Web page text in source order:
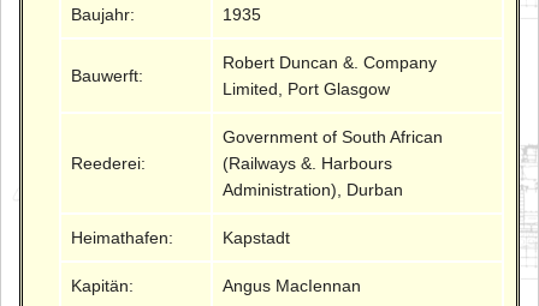
Baujahr: 1935
Bauwerft:
Robert Duncan &. Company
Limited, Port Glasgow
Reederei:
Government of South African
(Railways &. Harbours
Administration), Durban
Heimathafen: Kapstadt
Kapitän: Angus MacIennan